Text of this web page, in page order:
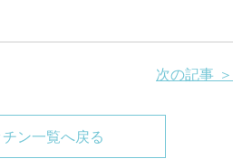
次の記事 ＞
ン一覧へ戻る